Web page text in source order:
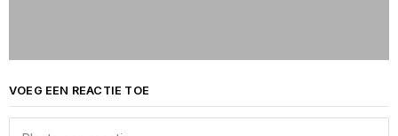
VOEG EEN REACTIE TOE